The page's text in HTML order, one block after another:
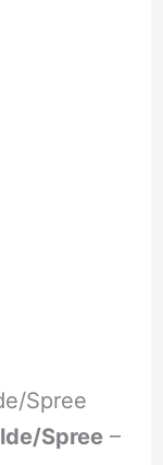
Spree
Spree–